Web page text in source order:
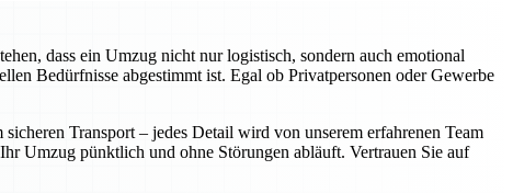
dass ein Umzug nicht nur logistisch, sondern auch emotional
Bedürfnisse abgestimmt ist. Egal ob Privatpersonen oder Gewerbe
Transport – jedes Detail wird von unserem erfahrenen Team
Umzug pünktlich und ohne Störungen abläuft. Vertrauen Sie auf